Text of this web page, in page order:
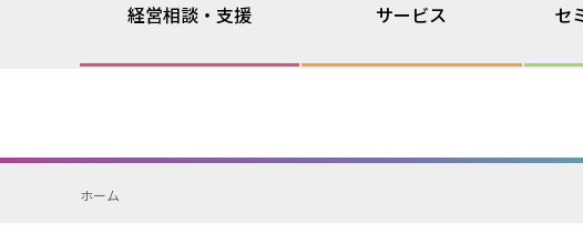
経営相談・支援 サービス セ
ホーム